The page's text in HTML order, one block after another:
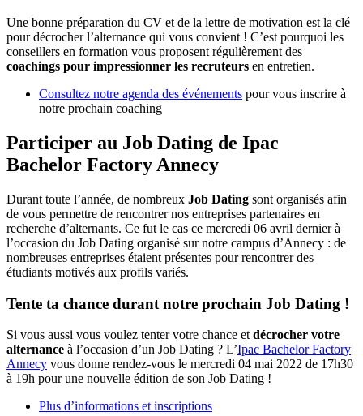
Une bonne préparation du CV et de la lettre de motivation est la clé
pour décrocher l’alternance qui vous convient ! C’est pourquoi les
conseillers en formation vous proposent régulièrement des
coachings pour impressionner les recruteurs en entretien.
Consultez notre agenda des événements pour vous inscrire à
notre prochain coaching
Participer au Job Dating de Ipac
Bachelor Factory Annecy
Durant toute l’année, de nombreux Job Dating sont organisés afin
de vous permettre de rencontrer nos entreprises partenaires en
recherche d’alternants. Ce fut le cas ce mercredi 06 avril dernier à
l’occasion du Job Dating organisé sur notre campus d’Annecy : de
nombreuses entreprises étaient présentes pour rencontrer des
étudiants motivés aux profils variés.
Tente ta chance durant notre prochain Job Dating !
Si vous aussi vous voulez tenter votre chance et décrocher votre
alternance à l’occasion d’un Job Dating ? L’Ipac Bachelor Factory
Annecy vous donne rendez-vous le mercredi 04 mai 2022 de 17h30
à 19h pour une nouvelle édition de son Job Dating !
Plus d’informations et inscriptions